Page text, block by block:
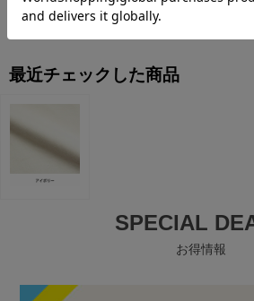
最近チェックした商品
SPECIAL
お得情報